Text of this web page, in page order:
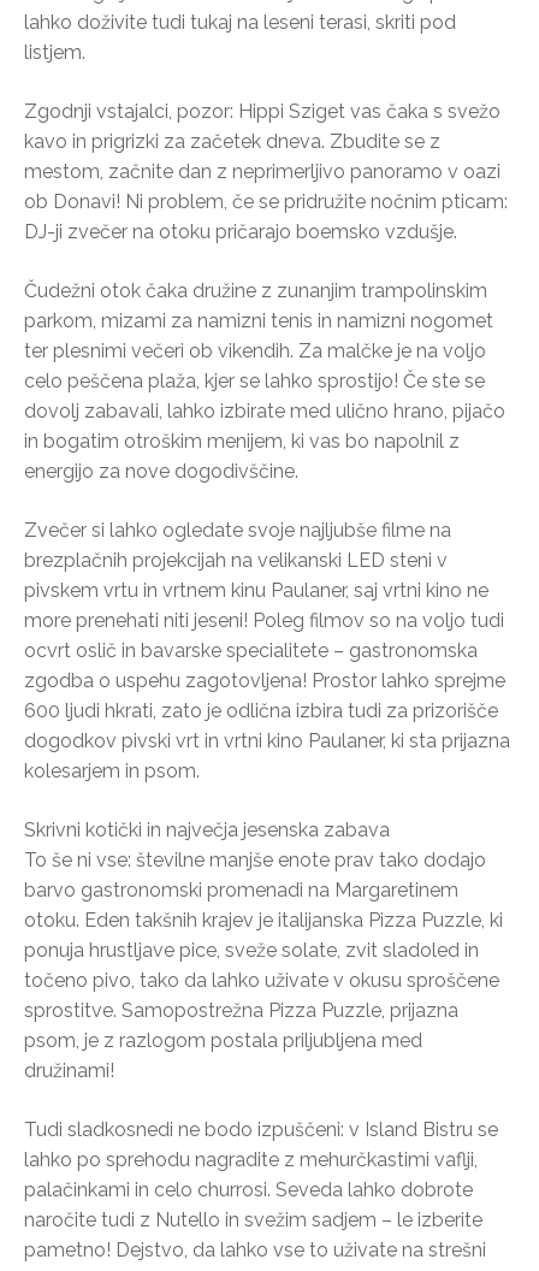
lahko doživite tudi tukaj na leseni terasi, skriti pod
listjem.
Zgodnji vstajalci, pozor: Hippi Sziget vas čaka s svežo
kavo in prigrizki za začetek dneva. Zbudite se z
mestom, začnite dan z neprimerljivo panoramo v oazi
ob Donavi! Ni problem, če se pridružite nočnim pticam:
DJ-ji zvečer na otoku pričarajo boemsko vzdušje.
Čudežni otok čaka družine z zunanjim trampolinskim
parkom, mizami za namizni tenis in namizni nogomet
ter plesnimi večeri ob vikendih. Za malčke je na voljo
celo peščena plaža, kjer se lahko sprostijo! Če ste se
dovolj zabavali, lahko izbirate med ulično hrano, pijačo
in bogatim otroškim menijem, ki vas bo napolnil z
energijo za nove dogodivščine.
Zvečer si lahko ogledate svoje najljubše filme na
brezplačnih projekcijah na velikanski LED steni v
pivskem vrtu in vrtnem kinu Paulaner, saj vrtni kino ne
more prenehati niti jeseni! Poleg filmov so na voljo tudi
ocvrt oslič in bavarske specialitete – gastronomska
zgodba o uspehu zagotovljena! Prostor lahko sprejme
600 ljudi hkrati, zato je odlična izbira tudi za prizorišče
dogodkov pivski vrt in vrtni kino Paulaner, ki sta prijazna
kolesarjem in psom.
Skrivni kotički in največja jesenska zabava
To še ni vse: številne manjše enote prav tako dodajo
barvo gastronomski promenadi na Margaretinem
otoku. Eden takšnih krajev je italijanska Pizza Puzzle, ki
ponuja hrustljave pice, sveže solate, zvit sladoled in
točeno pivo, tako da lahko uživate v okusu sproščene
sprostitve. Samopostrežna Pizza Puzzle, prijazna
psom, je z razlogom postala priljubljena med
družinami!
Tudi sladkosnedi ne bodo izpuščeni: v Island Bistru se
lahko po sprehodu nagradite z mehurčkastimi vaflji,
palačinkami in celo churrosi. Seveda lahko dobrote
naročite tudi z Nutello in svežim sadjem – le izberite
pametno! Dejstvo, da lahko vse to uživate na strešni